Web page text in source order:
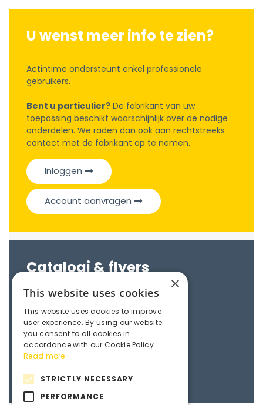
U wenst meer info te zien?
Actintime ondersteunt enkel professionele
gebruikers.
Bent u particulier? De fabrikant van uw
toepassing beschikt waarschijnlijk over de nodige
onderdelen. We raden dan ook aan rechtstreeks
contact met de fabrikant op te nemen.
Inloggen
Account aanvragen
Catalogi & flyers
datasheet CON50
Certifications
CE Declaration
×
This website uses cookies
This website uses cookies to improve
user experience. By using our website
you consent to all cookies in
accordance with our Cookie Policy.
Read more
STRICTLY NECESSARY
PERFORMANCE